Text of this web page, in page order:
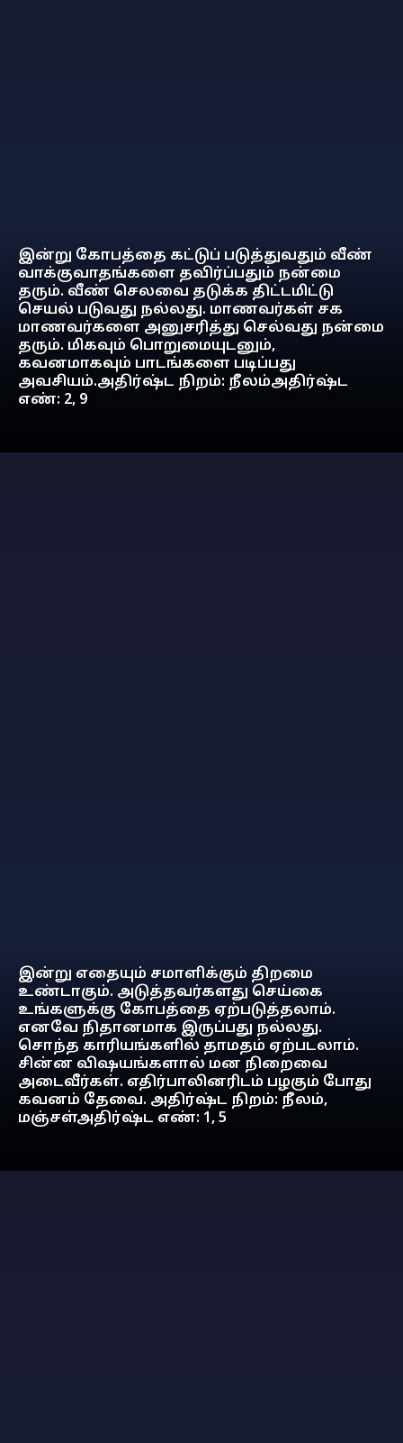
இன்று கோபத்தை கட்டுப் படுத்துவதும் வீண்
வாக்குவாதங்களை தவிர்ப்பதும் நன்மை
தரும். வீண் செலவை தடுக்க திட்டமிட்டு
செயல் படுவது நல்லது. மாணவர்கள் சக
மாணவர்களை அனுசரித்து செல்வது நன்மை
தரும். மிகவும் பொறுமையுடனும்,
கவனமாகவும் பாடங்களை படிப்பது
அவசியம்.அதிர்ஷ்ட நிறம்: நீலம்அதிர்ஷ்ட
எண்: 2, 9
இன்று எதையும் சமாளிக்கும் திறமை
உண்டாகும். அடுத்தவர்களது செய்கை
உங்களுக்கு கோபத்தை ஏற்படுத்தலாம்.
எனவே நிதானமாக இருப்பது நல்லது.
சொந்த காரியங்களில் தாமதம் ஏற்படலாம்.
சின்ன விஷயங்களால் மன நிறைவை
அடைவீர்கள். எதிர்பாலினரிடம் பழகும் போது
கவனம் தேவை. அதிர்ஷ்ட நிறம்: நீலம்,
மஞ்சள்அதிர்ஷ்ட எண்: 1, 5